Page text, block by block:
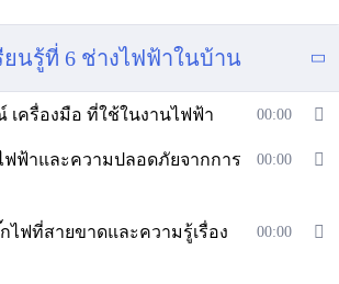
ยนรู้ที่ 6 ช่างไฟฟ้าในบ้าน
เครื่องมือ ที่ใช้ในงานไฟฟ้า 00:00
ฟฟ้าและความปลอดภัยจากการ
00:00
ไฟที่สายขาดและความรู้เรื่อง
00:00